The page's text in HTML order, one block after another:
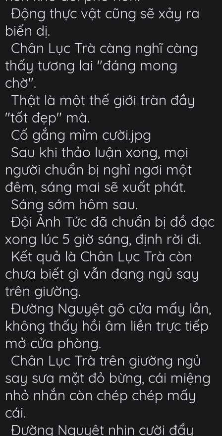
Động thực vật cũng sẽ xảy ra
biến dị.
Chân Lục Trà càng nghĩ càng
thấy tương lai "đáng mong
chờ".
Thật là một thế giới tràn đầy
"tốt đẹp" mà.
Cố gắng mỉm cười.jpg
Sau khi thảo luận xong, mọi
người chuẩn bị nghỉ ngơi một
đêm, sáng mai sẽ xuất phát.
Sáng sớm hôm sau.
Đội Ảnh Tức đã chuẩn bị đồ đạc
xong lúc 5 giờ sáng, định rời đi.
Kết quả là Chân Lục Trà còn
chưa biết gì vẫn đang ngủ say
trên giường.
Đường Nguyệt gõ cửa mấy lần,
không thấy hồi âm liền trực tiếp
mở cửa phòng.
Chân Lục Trà trên giường ngủ
say sưa mặt đỏ bừng, cái miệng
nhỏ nhắn còn chép chép mấy
cái.
Đường Nguyệt nhịn cười đẩy